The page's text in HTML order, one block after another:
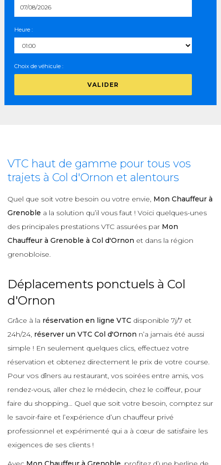
Heure :
Choix de véhicule :
VALIDER
VTC haut de gamme pour tous vos
trajets à Col d'Ornon et alentours
Quel que soit votre besoin ou votre envie, Mon Chauffeur à
Grenoble a la solution qu’il vous faut ! Voici quelques-unes
des principales prestations VTC assurées par Mon
Chauffeur à Grenoble à Col d'Ornon et dans la région
grenobloise.
Déplacements ponctuels à Col
d'Ornon
Grâce à la réservation en ligne VTC disponible 7j/7 et
24h/24, réserver un VTC Col d'Ornon n’a jamais été aussi
simple ! En seulement quelques clics, effectuez votre
réservation et obtenez directement le prix de votre course.
Pour vos dîners au restaurant, vos soirées entre amis, vos
rendez-vous, aller chez le médecin, chez le coiffeur, pour
faire du shopping… Quel que soit votre besoin, comptez sur
le savoir-faire et l’expérience d’un chauffeur privé
professionnel et expérimenté qui a à cœur de satisfaire les
exigences de ses clients !